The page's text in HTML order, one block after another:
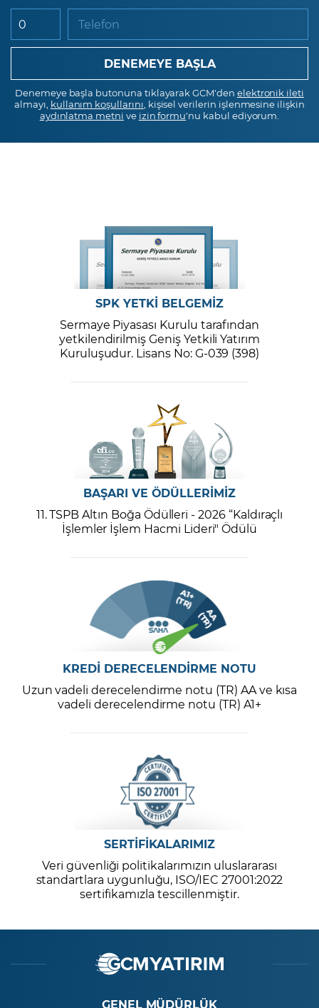
Telefon
Denemeye başla butonuna tıklayarak GCM'den elektronik ileti
almayı, kullanım koşullarını , kişisel verilerin işlenmesine ilişkin
aydınlatma metni ve izin formu'nu kabul ediyorum.
SPK YETKİ BELGEMİZ
Sermaye Piyasası Kurulu tarafından
yetkilendirilmiş Geniş Yetkili Yatırım
Kuruluşudur. Lisans No: G-039 (398)
BAŞARI VE ÖDÜLLERİMİZ
11. TSPB Altın Boğa Ödülleri - 2026 “Kaldıraçlı
İşlemler İşlem Hacmi Lideri" Ödülü
KREDİ DERECELENDİRME NOTU
Uzun vadeli derecelendirme notu (TR) AA ve kısa
vadeli derecelendirme notu (TR) A1+
SERTİFİKALARIMIZ
Veri güvenliği politikalarımızın uluslararası
standartlara uygunluğu, ISO/IEC 27001:2022
sertifikamızla tescillenmiştir.
GENEL MÜDÜRLÜK